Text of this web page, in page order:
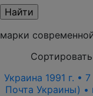
марки
Украина 1991 г. •
Почта Украины) •